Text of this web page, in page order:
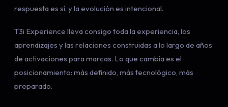
respuesta es sí, y la evolución es intencional.
T3i Experience lleva consigo toda la experiencia, los
aprendizajes y las relaciones construidas a lo largo de años
de activaciones para marcas. Lo que cambia es el
posicionamiento: más definido, más tecnológico, más
preparado.